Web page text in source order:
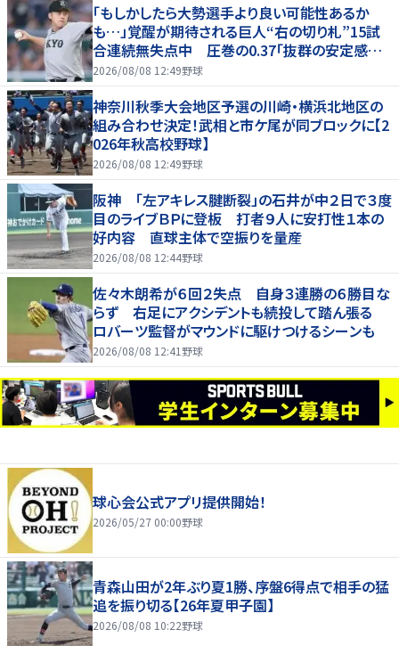
「もしかしたら大勢選手より良い可能性あるか
も…」覚醒が期待される巨人“右の切り札”15試
合連続無失点中 圧巻の0.37「抜群の安定感を
持っている」
2026/08/08 12:49野球
神奈川秋季大会地区予選の川崎・横浜北地区の
組み合わせ決定！武相と市ケ尾が同ブロックに【2
026年秋高校野球】
2026/08/08 12:49野球
阪神 「左アキレス腱断裂」の石井が中２日で３度
目のライブＢＰに登板 打者９人に安打性１本の
好内容 直球主体で空振りを量産
2026/08/08 12:44野球
佐々木朗希が６回２失点 自身３連勝の６勝目な
らず 右足にアクシデントも続投して踏ん張る
ロバーツ監督がマウンドに駆けつけるシーンも
2026/08/08 12:41 野球
球心会公式アプリ提供開始！
2026/05/27 00:00野球
青森山田が2年ぶり夏1勝、序盤6得点で相手の猛
追を振り切る【26年夏甲子園】
2026/08/08 10:22野球